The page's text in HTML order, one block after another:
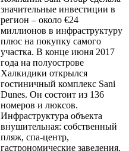
значительные инвестиции в
регион – около €24
миллионов в инфраструктуру
плюс на покупку самого
участка. В конце июня 2017
года на полуострове
Халкидики открылся
гостиничный комплекс Sani
Dunes. Он состоит из 136
номеров и люксов.
Инфраструктура объекта
внушительная: собственный
пляж, спа-центр,
гастрономические заведения,